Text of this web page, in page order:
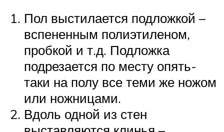
Пол выстилается подложкой –
вспененным полиэтиленом,
пробкой и т.д. Подложка
подрезается по месту опять-
таки на полу все теми же ножом
или ножницами.
Вдоль одной из стен